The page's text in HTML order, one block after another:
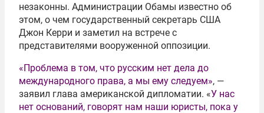
незаконны. Администрации Обамы известно об
этом, о чем государственный секретарь США
Джон Керри и заметил на встрече с
представителями вооруженной оппозиции.
«Проблема в том, что русским нет дела до
международного права, а мы ему следуем», —
заявил глава американской дипломатии. «У нас
нет оснований, говорят нам наши юристы, пока у